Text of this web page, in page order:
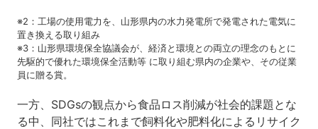
※2：工場の使用電力を、山形県内の水力発電所で発電された電気に
置き換える取り組み
※3：山形県環境保全協議会が、経済と環境との両立の理念のもとに
先駆的で優れた環境保全活動等 に取り組む県内の企業や、その従業
員に贈る賞。
一方、SDGsの観点から食品ロス削減が社会的課題とな
る中、同社ではこれまで飼料化や肥料化によるリサイク